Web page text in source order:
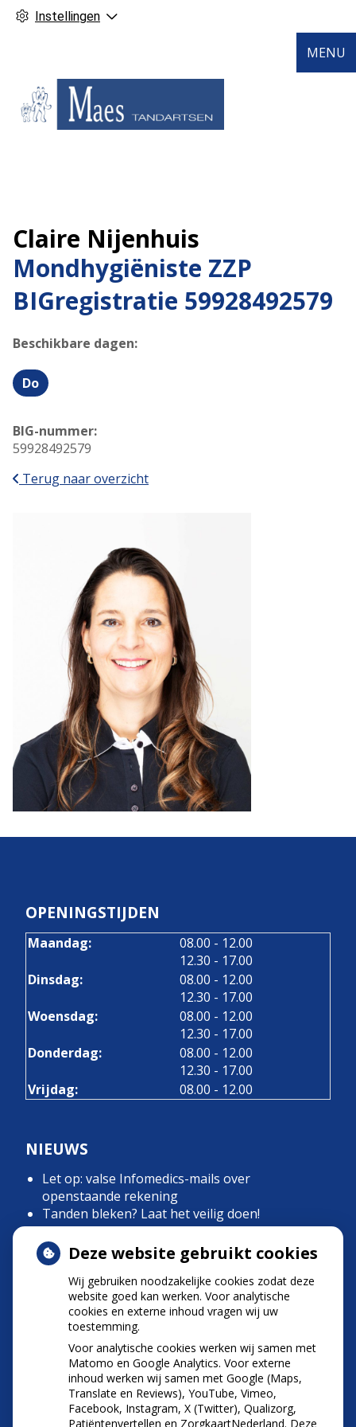
Instellingen
MENU
Claire Nijenhuis
Mondhygiëniste ZZP
BIGregistratie 59928492579
Beschikbare dagen:
D
n
d
r
Do
BIG-nummer:
59928492579
Terug naar overzicht
OPENINGSTIJDEN
Maandag: 08.00 tot
- 12.00
12.30 tot
- 17.00
Dinsdag:
08.00 tot
- 12.00
12.30 tot
- 17.00
Woensdag:
08.00 tot
- 12.00
12.30 tot
- 17.00
Donderdag:
08.00 tot
- 12.00
12.30 tot
- 17.00
Vrijdag:
08.00 - 12.00
NIEUWS
Let op: valse Infomedics-mails over
openstaande rekening
Tanden bleken? Laat het veilig doen!
Gezond tandvlees: de basis voor een gezonde
mond
Naar de tandarts in het buitenland? Wees op je
hoede!
(Mond)zorgkosten gemaakt in 2025? Check of
die aftrekbaar zijn
Deze website gebruikt cookies
Wij gebruiken noodzakelijke cookies zodat deze
website goed kan werken. Voor analytische
cookies en externe inhoud vragen wij uw
toestemming.
Voor analytische cookies werken wij samen met
Matomo en Google Analytics. Voor externe
inhoud werken wij samen met Google (Maps,
Translate en Reviews), YouTube, Vimeo,
Facebook, Instagram, X (Twitter), Qualizorg,
Patiëntenvertellen en ZorgkaartNederland. Deze